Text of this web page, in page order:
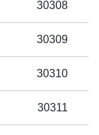
30308
30309
30310
30311